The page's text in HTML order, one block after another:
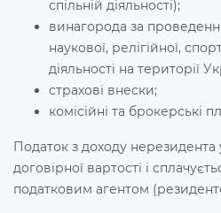
спільній діяльності);
винагорода за
наукової, релігійної,
діяльності на території
страхові внески;
комісійні та брокерські
Податок з доходу нерезидента
договірної вартості і
податковим агентом